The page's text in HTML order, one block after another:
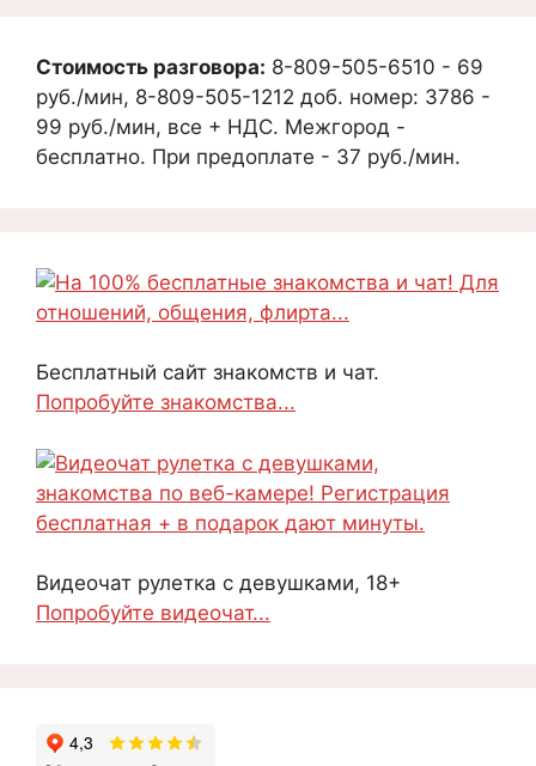
Стоимость разговора: 8-809-505-6510 - 69
руб./мин, 8-809-505-1212 доб. номер: 3786 -
99 руб./мин, все + НДС. Межгород -
бесплатно. При предоплате - 37 руб./мин.
Бесплатный сайт знакомств и чат.
Попробуйте знакомства...
Видеочат рулетка с девушками, 18+
Попробуйте видеочат...